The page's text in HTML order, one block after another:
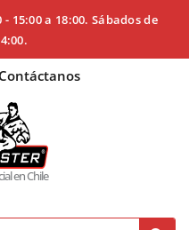
15:00 a 18:00. Sábados de
Contáctanos
en Chile